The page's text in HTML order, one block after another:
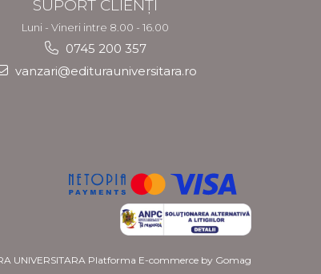
SUPORT CLIENȚI
Luni - Vineri intre 8.00 - 16.00
0745 200 357
vanzari@editurauniversitara.ro
UNIVERSITARA Platforma E-commerce by Gomag